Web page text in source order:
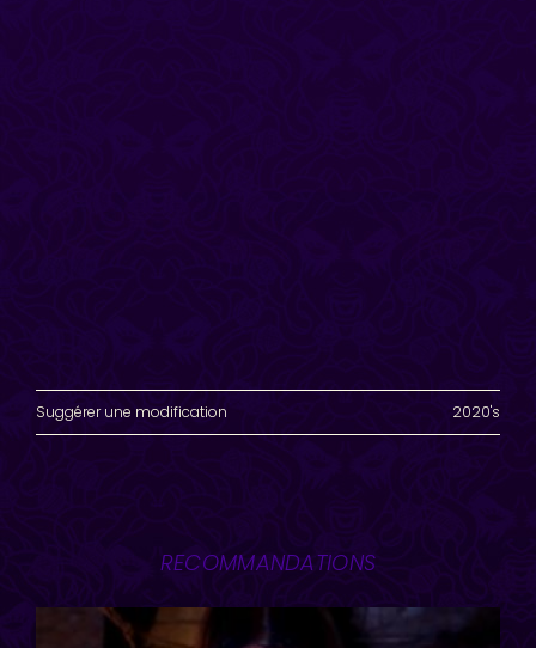
Suggérer une modification 2020's
RECOMMANDATIONS